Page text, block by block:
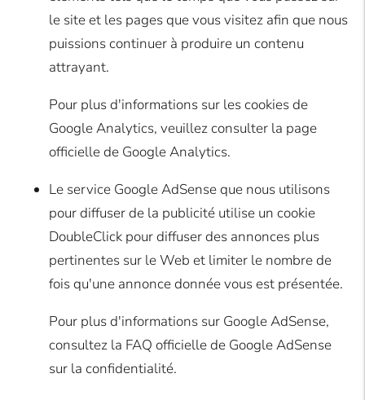
le site et les pages que vous visitez afin que nous
puissions continuer à produire un contenu
attrayant.
Pour plus d'informations sur les cookies de
Google Analytics, veuillez consulter la page
officielle de Google Analytics.
Le service Google AdSense que nous utilisons
pour diffuser de la publicité utilise un cookie
DoubleClick pour diffuser des annonces plus
pertinentes sur le Web et limiter le nombre de
fois qu'une annonce donnée vous est présentée.
Pour plus d'informations sur Google AdSense,
consultez la FAQ officielle de Google AdSense
sur la confidentialité.